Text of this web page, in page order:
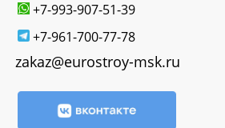
+7-993-907-51-39
+7-961-700-77-78
zakaz@eurostroy-msk.ru